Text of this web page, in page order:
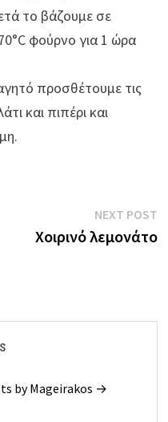
το βάζουμε σε
φούρνο για 1 ώρα
προσθέτουμε τις
και πιπέρι και
NEXT POST
Χοιρινό λεμονάτο
by Mageirakos →